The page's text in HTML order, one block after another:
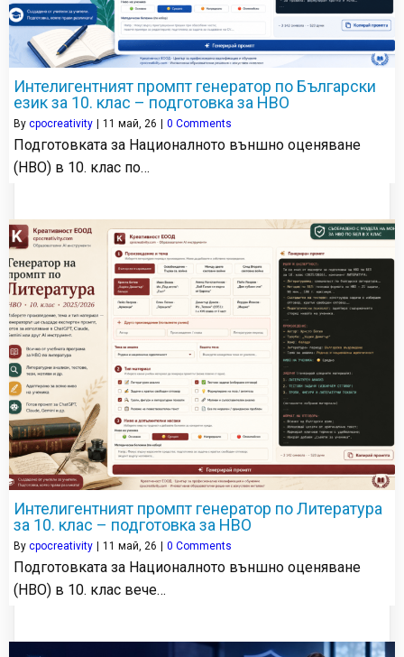
Интелигентният промпт генератор по Български
език за 10. клас – подготовка за НВО
By cpocreativity 11 май, 26 0 Comments
Подготовката за Националното външно оценяване
(НВО) в 10. клас по…
Интелигентният промпт генератор по Литература
за 10. клас – подготовка за НВО
By cpocreativity | 11 май, 26 | 0 Comments
Подготовката за Националното външно оценяване
(НВО) в 10. клас вече…